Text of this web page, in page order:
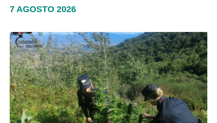
7 AGOSTO 2026